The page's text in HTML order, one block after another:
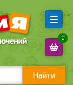
Найти
0